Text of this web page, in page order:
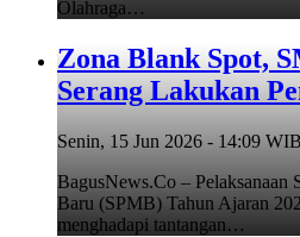
Olahraga…
Zona Blank Spot,
Serang Lakukan
Senin, 15 Jun 2026 - 14:09 WIB
BagusNews.Co – Pelaksanaan
Baru (SPMB) Tahun Ajaran
menghadapi tantangan…